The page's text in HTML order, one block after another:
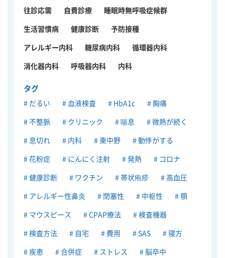
往診応需 自費診療 睡眠時無呼吸症候群
生活習慣病 健康診断 予防接種
アレルギー内科 糖尿病内科 循環器内科
消化器内科 呼吸器内科 内科
タグ
だるい 血液検査 HbA1c 胸痛
不整脈 クリニック 喘息 微熱が続く
息切れ 内科 東中野 動悸がする
花粉症 にんにく注射 発熱 コロナ
健康診断 ワクチン 帯状疱疹 高血圧
アレルギー性鼻炎 閉塞性 中枢性 顎
マウスピース CPAP療法 検査機器
検査方法 自宅 費用 SAS 寝方
疾患 合併症 ストレス 脳卒中